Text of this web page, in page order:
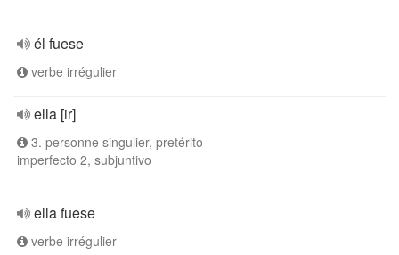
él fuese
verbe irrégulier
ella [ir]
3. personne singulier, pretérito
imperfecto 2, subjuntivo
ella fuese
verbe irrégulier